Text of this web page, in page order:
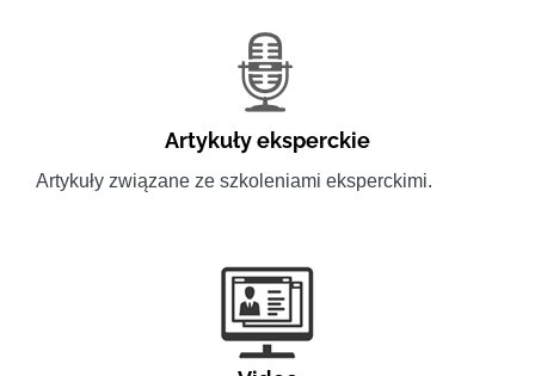
Artykuły eksperckie
Artykuły związane ze szkoleniami eksperckimi.